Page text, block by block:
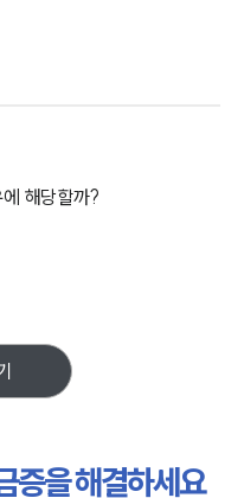
해당할까?
증을 해결하세요